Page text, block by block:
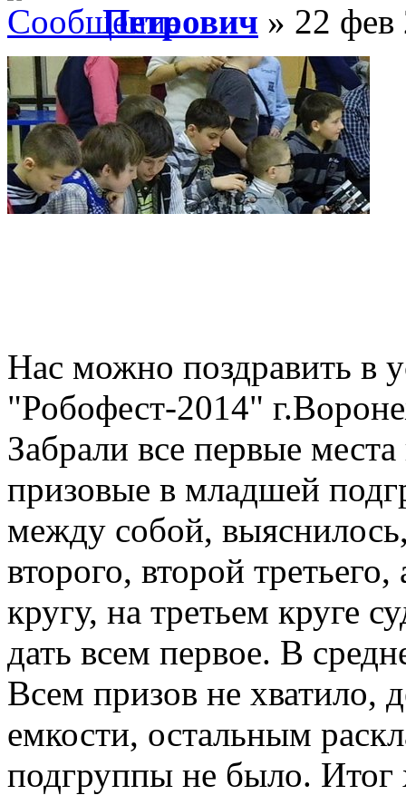
Петрович » 22 фев
Нас можно поздравить в
"Робофест-2014"
Забрали все первые
призовые в младшей
между собой,
второго, второй
кругу, на третьем круге
дать всем первое. В
Всем призов не хватило,
емкости, остальным
подгруппы не было.